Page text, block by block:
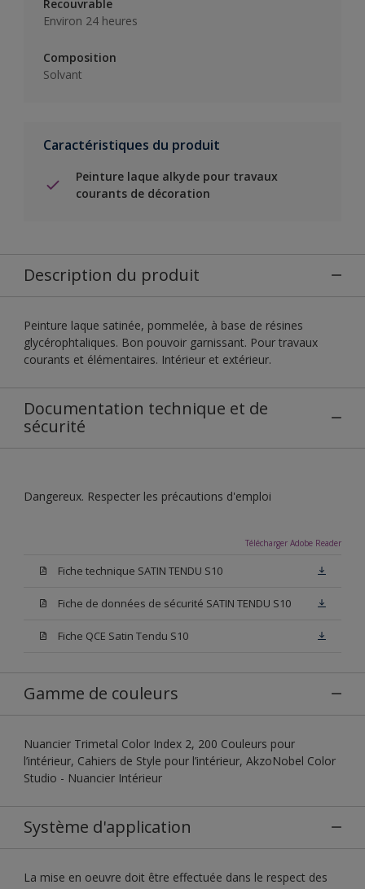
Recouvrable
Environ 24 heures
Composition
Solvant
Caractéristiques du produit
Peinture laque alkyde pour travaux
courants de décoration
Description du produit
Peinture laque satinée, pommelée, à base de résines
glycérophtaliques. Bon pouvoir garnissant. Pour travaux
courants et élémentaires. Intérieur et extérieur.
Documentation technique et de
sécurité
Dangereux. Respecter les précautions d'emploi
Télécharger Adobe Reader
Fiche technique SATIN TENDU S10
Fiche de données de sécurité SATIN TENDU S10
Fiche QCE Satin Tendu S10
Gamme de couleurs
Nuancier Trimetal Color Index 2, 200 Couleurs pour
l’intérieur, Cahiers de Style pour l’intérieur, AkzoNobel Color
Studio - Nuancier Intérieur
Système d'application
La mise en oeuvre doit être effectuée dans le respect des